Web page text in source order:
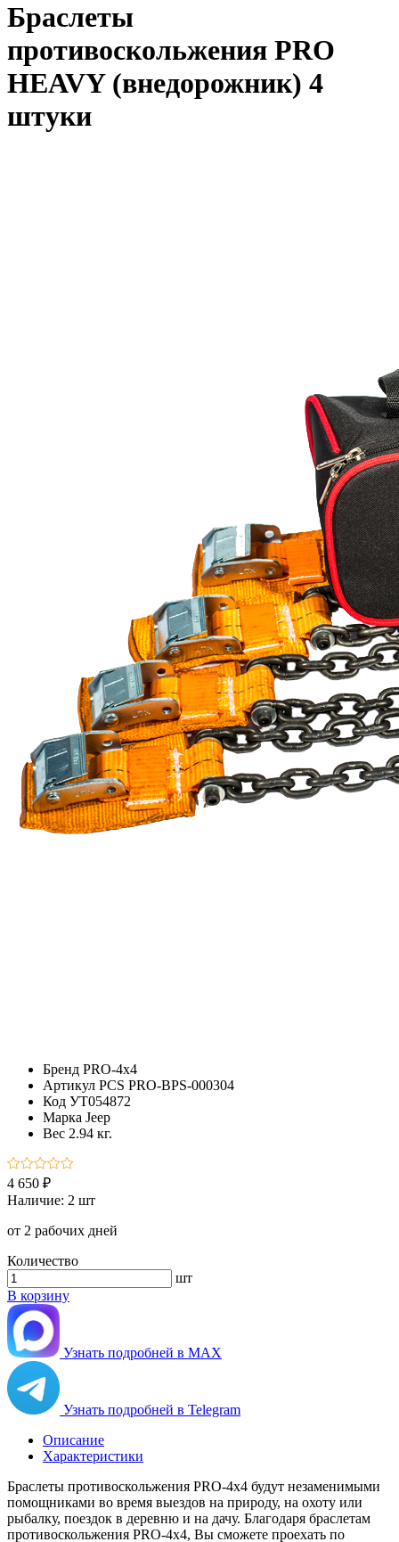
Браслеты
противоскольжения PRO
HEAVY (внедорожник) 4
штуки
Бренд PRO-4x4
Артикул PCS PRO-BPS-000304
Код УТ054872
Марка Jeep
Вес 2.94 кг.
4 650 ₽
Наличие: 2 шт
от 2 рабочих дней
Количество
шт
В корзину
Узнать подробней в MAX
Узнать подробней в Telegram
Описание
Характеристики
Браслеты противоскольжения PRO-4х4 будут незаменимыми
помощниками во время выездов на природу, на охоту или
рыбалку, поездок в деревню и на дачу. Благодаря браслетам
противоскольжения PRO-4х4, Вы сможете проехать по